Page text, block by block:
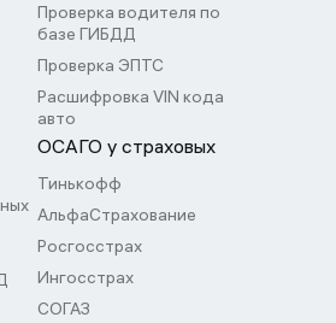
Проверка водителя по
базе ГИБДД
Проверка ЭПТС
Расшифровка VIN кода
авто
ОСАГО у страховых
Тинькофф
АльфаСтрахование
Росгосстрах
Ингосстрах
СОГАЗ